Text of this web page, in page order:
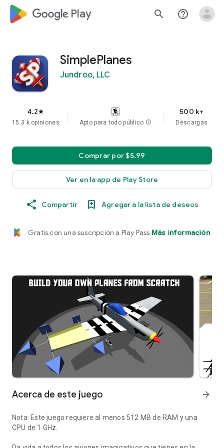
google_logo Play search help_outline
SimplePlanes
Jundroo, LLC
4.2star
15.3 k opiniones Apto para todo público info
500 k+
Descargas
Comprar por $5.99
Ver en la app de Play Store
Compartir Agregar a la lista de deseos
Gratis con una suscripción a Play Pass Más información
Acerca de este juego arrow_forward
Nota: Este juego requiere al menos 512 MB de RAM y una
CPU de 1 GHz.